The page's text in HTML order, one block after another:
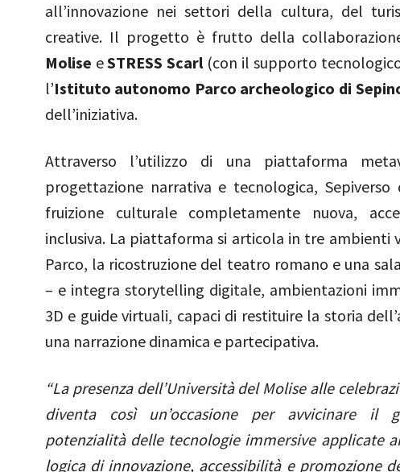
all’innovazione nei settori della cultura, del
creative. Il progetto è frutto della
Molise eSTRESS Scarl(con il supporto
l’Istituto autonomo Parco archeologico di
dell’iniziativa.
Attraverso l’utilizzo di una piattaforma
progettazione narrativa e tecnologica, Sepiverso
fruizione culturale completamente nuova,
inclusiva. La piattaforma si articola in tre ambienti
Parco, la ricostruzione del teatro romano e una
– e integra storytelling digitale, ambientazioni
3D e guide virtuali, capaci di restituire la storia
una narrazione dinamica e partecipativa.
“La presenza dell’Università del Molise alle
diventa così un’occasione per avvicinare il
potenzialità delle tecnologie immersive applicate
logica di innovazione, accessibilità e promozione